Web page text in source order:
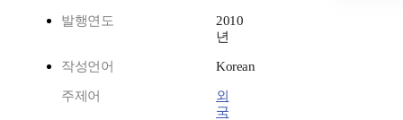
발행연도
2010
년
작성언어 Korean
주제어
외
국